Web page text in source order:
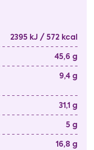
2395 kJ / 572 kcal
45,6 g
9,4 g
31,1 g
5 g
16,8 g